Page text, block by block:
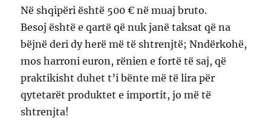
Në shqipëri është 500 € në muaj bruto.
Besoj është e qartë që nuk janë taksat që na
bëjnë deri dy herë më të shtrenjtë; Nndërkohë,
mos harroni euron, rënien e fortë të saj, që
praktikisht duhet t’i bënte më të lira për
qytetarët produktet e importit, jo më të
shtrenjta!